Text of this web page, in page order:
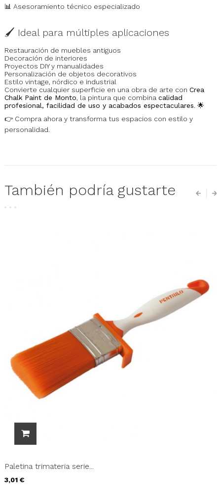
📊 Asesoramiento técnico especializado
🖌️ Ideal para múltiples aplicaciones
Restauración de muebles antiguos
Decoración de interiores
Proyectos DIY y manualidades
Personalización de objetos decorativos
Estilo vintage, nórdico e industrial
Convierte cualquier superficie en una obra de arte con Crea
Chalk Paint de Monto, la pintura que combina calidad
profesional, facilidad de uso y acabados espectaculares. 🌟
👉 Compra ahora y transforma tus espacios con estilo y
personalidad.
También podría gustarte
Paletina trimateria serie...
Precio
3,01 €